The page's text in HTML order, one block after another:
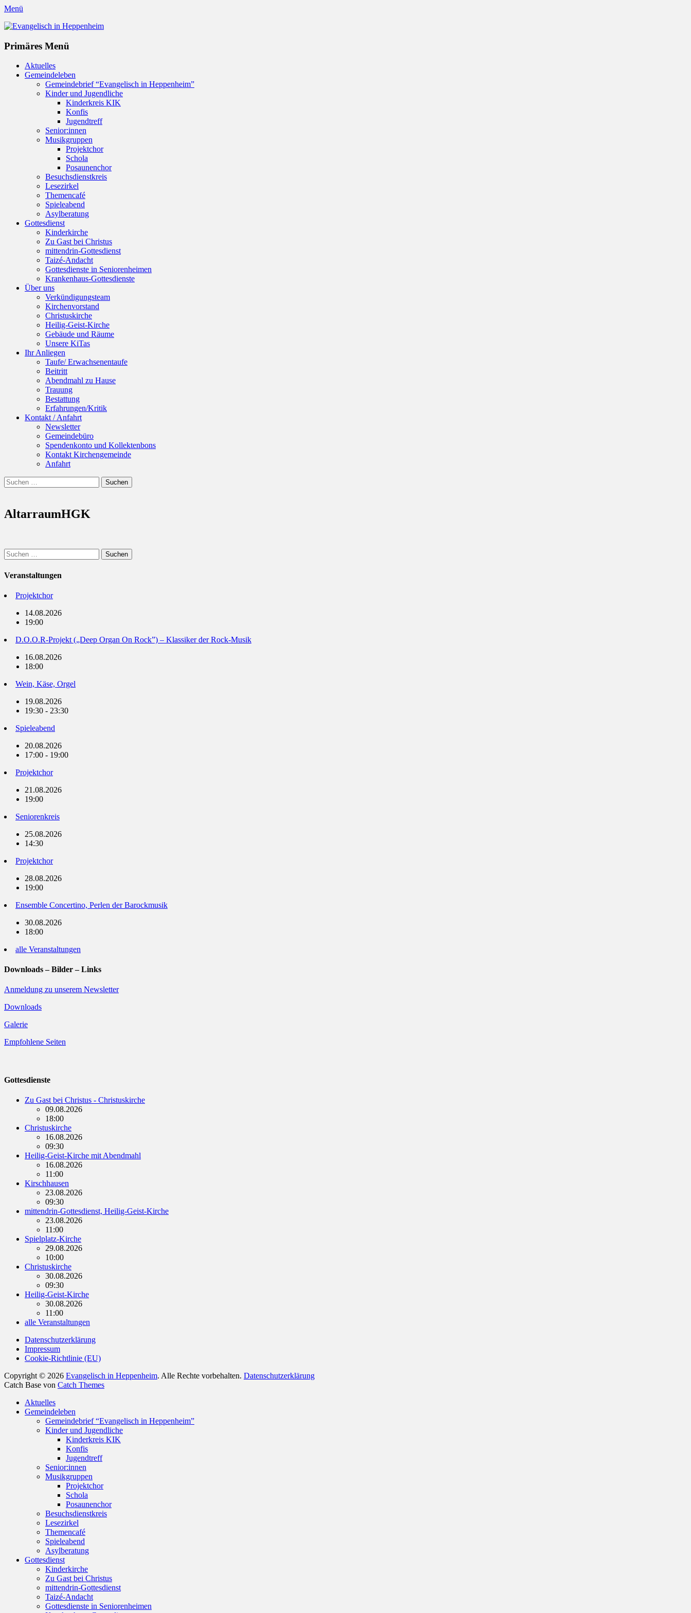
Menü
Evangelisch in Heppenheim
Primäres Menü
Zum
Inhalt
Aktuelles
Gemeindeleben
Gemeindebrief “Evangelisch in Heppenheim”
Kinder und Jugendliche
Kinderkreis KIK
Konfis
Jugendtreff
Senior:innen
Musikgruppen
Projektchor
Schola
Posaunenchor
Besuchsdienstkreis
Lesezirkel
Themencafé
Spieleabend
Asylberatung
Gottesdienst
Kinderkirche
Zu Gast bei Christus
mittendrin-Gottesdienst
Taizé-Andacht
Gottesdienste in Seniorenheimen
Krankenhaus-Gottesdienste
Über uns
Verkündigungsteam
Kirchenvorstand
Christuskirche
Heilig-Geist-Kirche
Gebäude und Räume
Unsere KiTas
Ihr Anliegen
Taufe/ Erwachsenentaufe
Beitritt
Abendmahl zu Hause
Trauung
Bestattung
Erfahrungen/Kritik
Kontakt / Anfahrt
Newsletter
Gemeindebüro
Spendenkonto und Kollektenbons
Kontakt Kirchengemeinde
Anfahrt
Suchen
Suchen
nach:
AltarraumHGK
Suchen
nach:
Veranstaltungen
Projektchor
14.08.2026
19:00
D.O.O.R-Projekt („Deep Organ On Rock”) – Klassiker der Rock-Musik
16.08.2026
18:00
Wein, Käse, Orgel
19.08.2026
19:30 - 23:30
Spieleabend
20.08.2026
17:00 - 19:00
Projektchor
21.08.2026
19:00
Seniorenkreis
25.08.2026
14:30
Projektchor
28.08.2026
19:00
Ensemble Concertino, Perlen der Barockmusik
30.08.2026
18:00
alle Veranstaltungen
Downloads – Bilder – Links
Anmeldung zu unserem Newsletter
Downloads
Galerie
Empfohlene Seiten
Gottesdienste
Zu Gast bei Christus - Christuskirche
09.08.2026
18:00
Christuskirche
16.08.2026
09:30
Heilig-Geist-Kirche mit Abendmahl
16.08.2026
11:00
Kirschhausen
23.08.2026
09:30
mittendrin-Gottesdienst, Heilig-Geist-Kirche
23.08.2026
11:00
Spielplatz-Kirche
29.08.2026
10:00
Christuskirche
30.08.2026
09:30
Heilig-Geist-Kirche
30.08.2026
11:00
alle Veranstaltungen
Datenschutzerklärung
Impressum
Cookie-Richtlinie (EU)
Copyright © 2026 Evangelisch in Heppenheim. Alle Rechte vorbehalten. Datenschutzerklärung
Catch Base von Catch Themes
oben
scrollen
Aktuelles
Gemeindeleben
Gemeindebrief “Evangelisch in Heppenheim”
Kinder und Jugendliche
Kinderkreis KIK
Konfis
Jugendtreff
Senior:innen
Musikgruppen
Projektchor
Schola
Posaunenchor
Besuchsdienstkreis
Lesezirkel
Themencafé
Spieleabend
Asylberatung
Gottesdienst
Kinderkirche
Zu Gast bei Christus
mittendrin-Gottesdienst
Taizé-Andacht
Gottesdienste in Seniorenheimen